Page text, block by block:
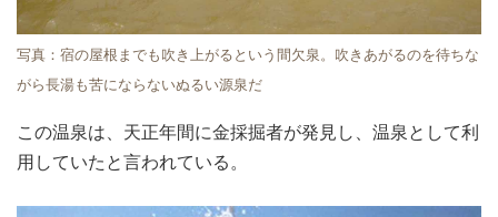
写真：宿の屋根までも吹き上がるという間欠泉。吹きあがるのを待ちな
がら長湯も苦にならないぬるい源泉だ
この温泉は、天正年間に金採掘者が発見し、温泉として利
用していたと言われている。